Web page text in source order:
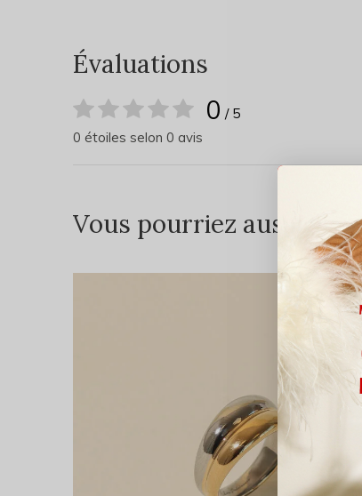
Évaluations
0 / 5
0 étoiles selon 0 avis
Vous pourriez aussi